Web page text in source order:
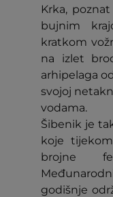
Krka,
bujnim
kratkom
na izlet
arhipelaga
svojoj
vodama.
Šibenik je
koje
brojne
godišnje